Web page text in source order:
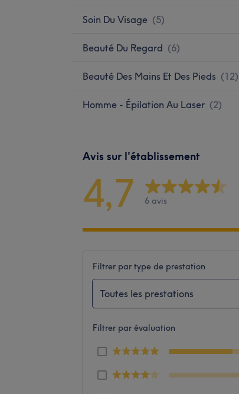
Soin Du Visage (5)
Beauté Du Regard (6)
Beauté Des Mains Et Des Pieds (12)
Homme - Épilation Au Laser (2)
Avis sur l'établissement
4,7 6 avis
Filtrer par type de prestation
Toutes les prestations
Filtrer par évaluation